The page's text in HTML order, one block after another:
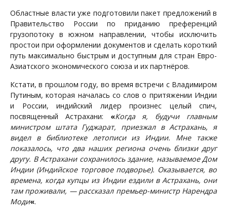
Областные власти уже подготовили пакет предложений в
Правительство России по приданию преференций
грузопотоку в южном направлении, чтобы исключить
простои при оформлении документов и сделать короткий
путь максимально быстрым и доступным для стран Евро-
Азиатского экономического союза и их партнёров.
Кстати, в прошлом году, во время встречи с Владимиром
Путиным, которая началась со слов о притяжении Индии
и России, индийский лидер произнес целый спич,
посвященный Астрахани: «Когда я, будучи главным
министром штата Гуджарат, приезжал в Астрахань, я
видел в библиотеке летописи из Индии. Мне также
показалось, что два наших региона очень близки друг
другу. В Астрахани сохранилось здание, называемое Дом
Индии (Индийское торговое подворье). Оказывается, во
времена, когда купцы из Индии ездили в Астрахань, они
там проживали, — рассказал премьер-министр Нарендра
Моди«.